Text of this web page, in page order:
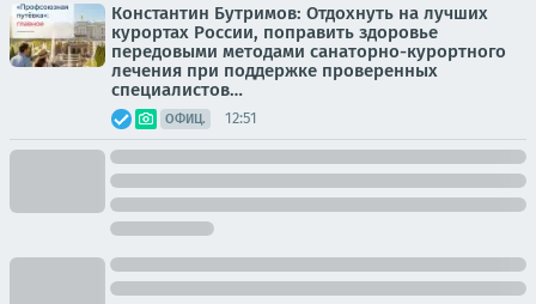
Константин Бутримов: Отдохнуть на лучших
курортах России, поправить здоровье
передовыми методами санаторно-курортного
лечения при поддержке проверенных
специалистов…
ОФИЦ. 12:51